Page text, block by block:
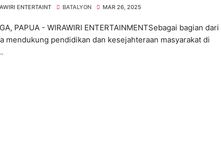
kepada Siswa SD Rimba ST Aloysius
ENTERTAINT BATALYON MAR 26, 2025
PAPUA - WIRAWIRI ENTERTAINMENTSebagai bagian dari
mendukung pendidikan dan kesejahteraan masyarakat di